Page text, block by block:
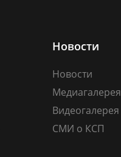
Новости
Новости
Медиагалерея
Видеогалерея
СМИ о КСП